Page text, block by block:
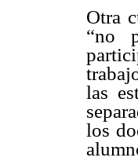
Otra
“no
las
los